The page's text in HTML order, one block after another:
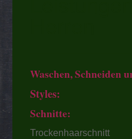
Waschen, Schneiden
Styles:
Schnitte: